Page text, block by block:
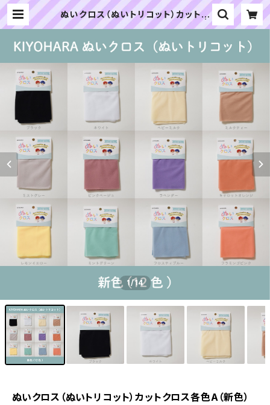
ぬいクロス（ぬいトリコット）カットク
ロス各色A（新色）｜清原株式会社 |
布地・材料の通販専門店
1/14
ぬいクロス（ぬいトリコット）カットクロス各色A（新色）